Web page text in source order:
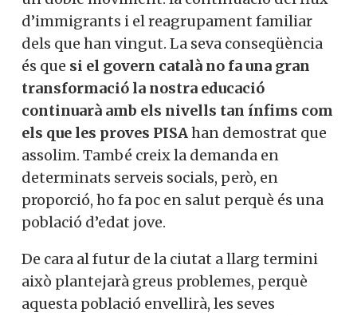
d’immigrants i el reagrupament familiar
dels que han vingut. La seva conseqüència
és que si el govern català no fa una gran
transformació la nostra educació
continuarà amb els nivells tan ínfims com
els que les proves PISAhan demostrat que
assolim. També creix la demanda en
determinats serveis socials, però, en
proporció, ho fa poc en salut perquè és una
població d’edat jove.
De cara al futur de la ciutat a llarg termini
això plantejarà greus problemes, perquè
aquesta població envellirà, les seves